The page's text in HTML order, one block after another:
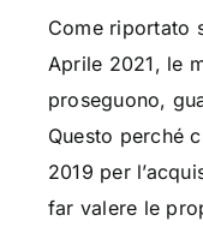
Come riportato
Aprile 2021, le
proseguono,
Questo perché
2019 per
far valere le